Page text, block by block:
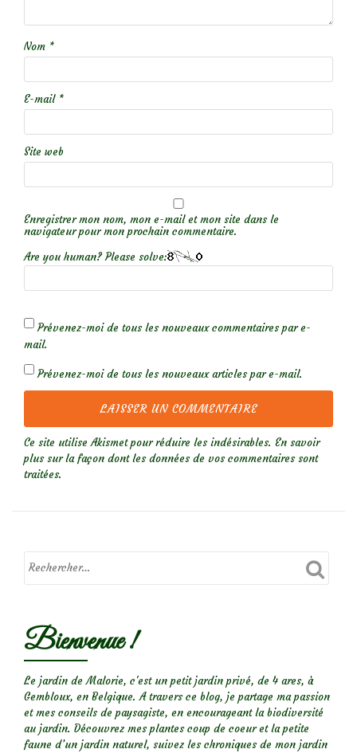
Nom *
E-mail *
Site web
Enregistrer mon nom, mon e-mail et mon site dans le
navigateur pour mon prochain commentaire.
Are you human? Please solve:
Prévenez-moi de tous les nouveaux commentaires par e-
mail.
Prévenez-moi de tous les nouveaux articles par e-mail.
Ce site utilise Akismet pour réduire les indésirables. En savoir
plus sur la façon dont les données de vos commentaires sont
traitées.
Bienvenue !
Le jardin de Malorie, c'est un petit jardin privé, de 4 ares, à
Gembloux, en Belgique. A travers ce blog, je partage ma passion
et mes conseils de paysagiste, en encourageant la biodiversité
au jardin. Découvrez mes plantes coup de coeur et la petite
faune d’un jardin naturel, suivez les chroniques de mon jardin